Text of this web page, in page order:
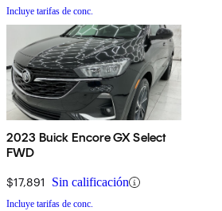
Incluye tarifas de conc.
2023 Buick Encore GX Select
FWD
$17,891 Sin calificación
Incluye tarifas de conc.